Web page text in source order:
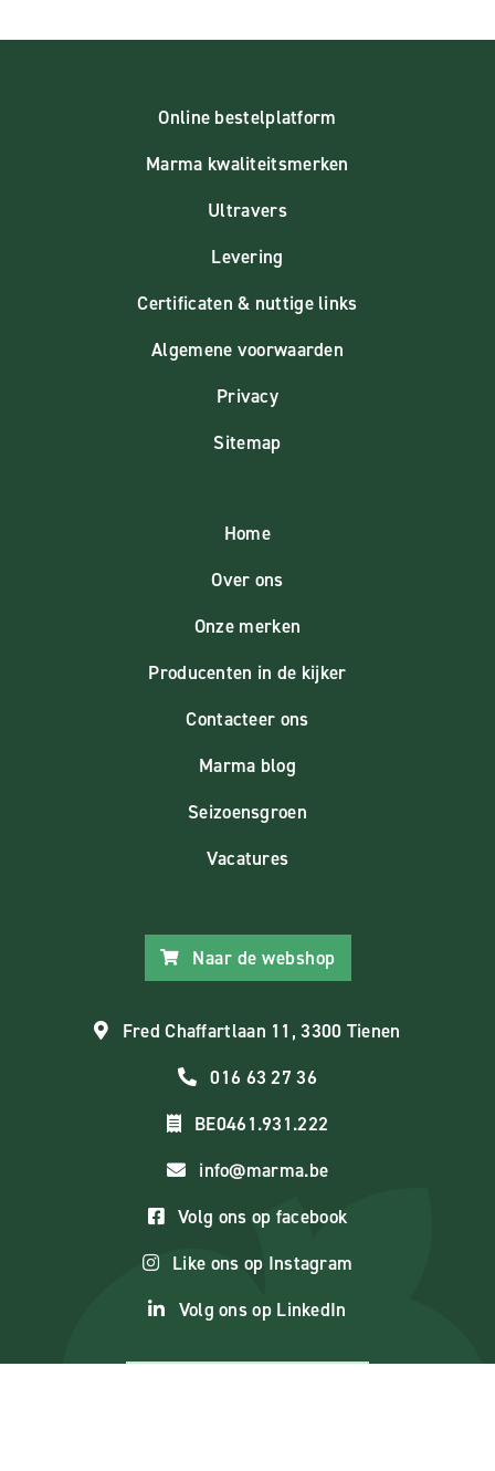
Online bestelplatform
Marma kwaliteitsmerken
Ultravers
Levering
Certificaten & nuttige links
Algemene voorwaarden
Privacy
Sitemap
Home
Over ons
Onze merken
Producenten in de kijker
Contacteer ons
Marma blog
Seizoensgroen
Vacatures
Naar de webshop
Fred Chaffartlaan 11, 3300 Tienen
016 63 27 36
BE0461.931.222
info@marma.be
Volg ons op facebook
Like ons op Instagram
Volg ons op LinkedIn